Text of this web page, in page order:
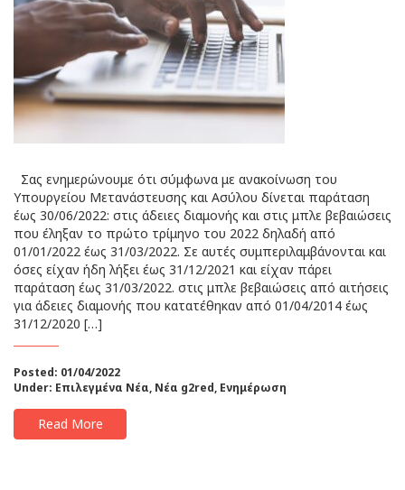
Σας ενημερώνουμε ότι σύμφωνα με ανακοίνωση του
Υπουργείου Μετανάστευσης και Ασύλου δίνεται παράταση
έως 30/06/2022: στις άδειες διαμονής και στις μπλε βεβαιώσεις
που έληξαν το πρώτο τρίμηνο του 2022 δηλαδή από
01/01/2022 έως 31/03/2022. Σε αυτές συμπεριλαμβάνονται και
όσες είχαν ήδη λήξει έως 31/12/2021 και είχαν πάρει
παράταση έως 31/03/2022. στις μπλε βεβαιώσεις από αιτήσεις
για άδειες διαμονής που κατατέθηκαν από 01/04/2014 έως
31/12/2020 […]
Posted: 01/04/2022
Under: Επιλεγμένα Νέα, Νέα g2red, Ενημέρωση
Read More